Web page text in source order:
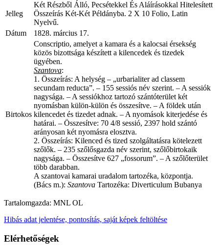
Jelleg
Két Részből Álló, Pecsétekkel És Aláírásokkal Hitelesített
Összeírás Két-Két Példányba. 2 X 10 Folio, Latin
Nyelvű.
Dátum
1828. március 17.
Birtokos
Conscriptio, amelyet a kamara és a kalocsai érsekség
közös bizottsága készített a kilencedek és tizedek
ügyében.
Szantova:
1. Összeírás: A helység – „urbarialiter ad classem
secundam reducta”. – 155 sessiós név szerint. – A sessiók
nagysága. – A sessiókhoz tartozó szántóterület két
nyomásban külön-külön és összesítve. – A földek után
kilencedet és tizedet adnak. – A nyomások kiterjedése és
határai. – Összesítve: 70 4/8 sessió, 2397 hold szántó
arányosan két nyomásra elosztva.
2. Összeírás: Kilenced és tized szolgáltatásra kötelezett
szőlők. – 235 szőlősgazda név szerint, szőlőbirtokaik
nagysága. – Összesítve 627 „fossorum”. – A szőlőterület
több darabban.
A szantovai kamarai uradalom tartozéka, központja.
(Bács m.): Szantova Tartozéka: Diverticulum Bubanya
Tartalomgazda: MNL OL
Hibás adat jelentése, pontosítás, saját képek feltöltése
Elérhetőségek